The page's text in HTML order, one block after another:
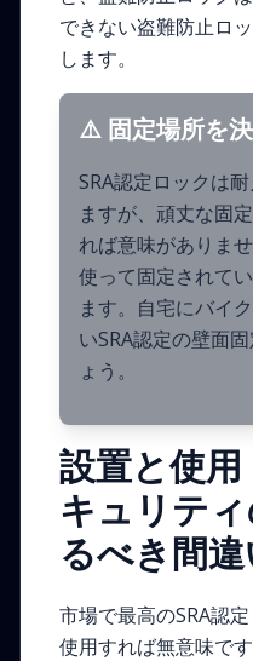
できない盗難防止ロ
します。
⚠️ 固定場所を
SRA認定ロックは
ますが、頑丈な固
れば意味がありま
使って固定されて
ます。自宅にバイ
いSRA認定の壁面
ょう。
設置と使
キュリテ
るべき間
市場で最高のSRA認
使用すれば無意味で